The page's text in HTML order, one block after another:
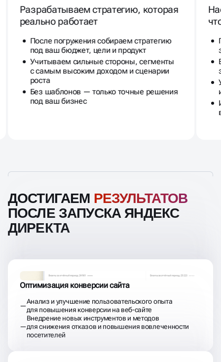
Разрабатываем стратегию, которая
реально работает
После погружения собираем стратегию
под ваш бюджет, цели и продукт
Учитываем сильные стороны, сегменты
с самым высоким доходом и сценарии
роста
Без шаблонов — только точные решения
под ваш бизнес
ДОСТИГАЕМ РЕЗУЛЬТАТОВ
ПОСЛЕ ЗАПУСКА ЯНДЕКС
ДИРЕКТА
Оптимизация конверсии сайта
Анализ и улучшение пользовательского опыта
для повышения конверсии на веб-сайте
Внедрение новых инструментов и методов
для снижения отказов и повышения вовлеченности
посетителей